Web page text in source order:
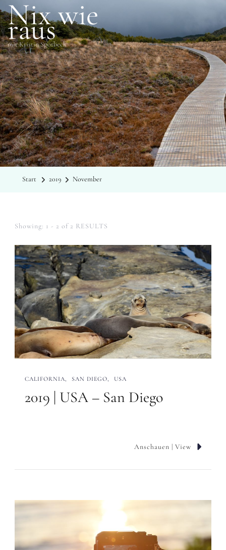
Nix wie
raus
mit Kristin Sporbeck
MONAT
November 2019
Start 2019 November
Showing: 1 - 2 of 2 RESULTS
CALIFORNIA SAN DIEGO USA
2019 | USA – San Diego
Anschauen | View